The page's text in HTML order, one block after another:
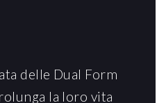
delle Dual Form
la loro vita